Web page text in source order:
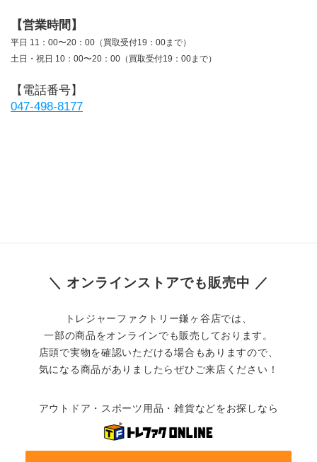
【営業時間】
平日 11：00〜20：00（買取受付19：00まで）
土日・祝日 10：00〜20：00（買取受付19：00まで）
【電話番号】
047-498-8177
＼ オンラインストアでも販売中 ／
トレジャーファクトリー鎌ヶ谷店では、
一部の商品をオンラインでも販売しております。
店頭で実物を確認いただける場合もありますので、
気になる商品がありましたらぜひご来店ください！
アウトドア・スポーツ用品・雑貨などをお探しなら